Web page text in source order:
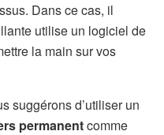
Dans ce cas, il
utilise un logiciel de
la main sur vos
suggérons d’utiliser un
permanentcomme